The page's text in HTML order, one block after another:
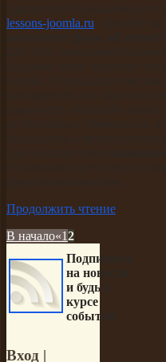
lessons-joomla.ru
Продолжить чтение
В начало«12
Подпишись
на новости
и будь в
курсе
событий
Вход |